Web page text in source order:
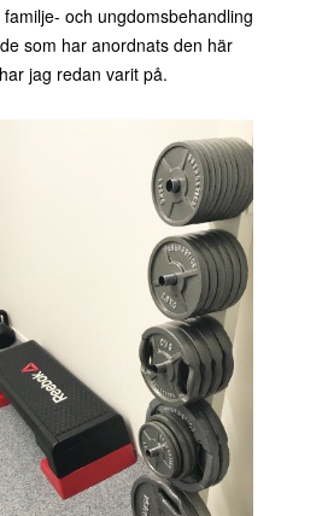
och ungdomsbehandling
som har anordnats den här
jag redan varit på.